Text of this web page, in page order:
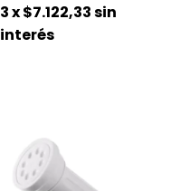
3x$7.122,33sin
interés